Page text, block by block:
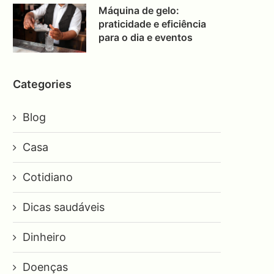
Máquina de gelo:
praticidade e eficiência
para o dia e eventos
Categories
Blog
Casa
Cotidiano
Dicas saudáveis
Dinheiro
Doenças